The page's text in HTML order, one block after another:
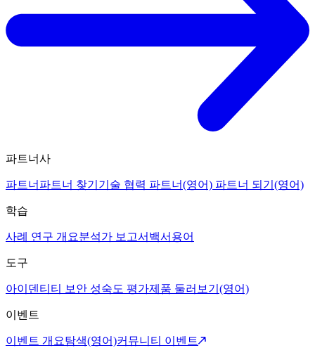
파트너사
파트너 파트너 찾기 기술 협력 파트너(영어) 파트너 되기(영어)
학습
사례 연구 개요분석가 보고서 백서 용어
도구
아이덴티티 보안 성숙도 평가제품 둘러보기(영어)
이벤트
이벤트 개요탐색(영어)커뮤니티 이벤트